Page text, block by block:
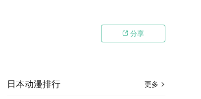
 分享
更多 
日本动漫排行